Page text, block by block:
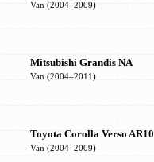
Van (2004–2009)
Mitsubishi Grandis NA
Van (2004–2011)
Toyota Corolla Verso AR10
Van (2004–2009)